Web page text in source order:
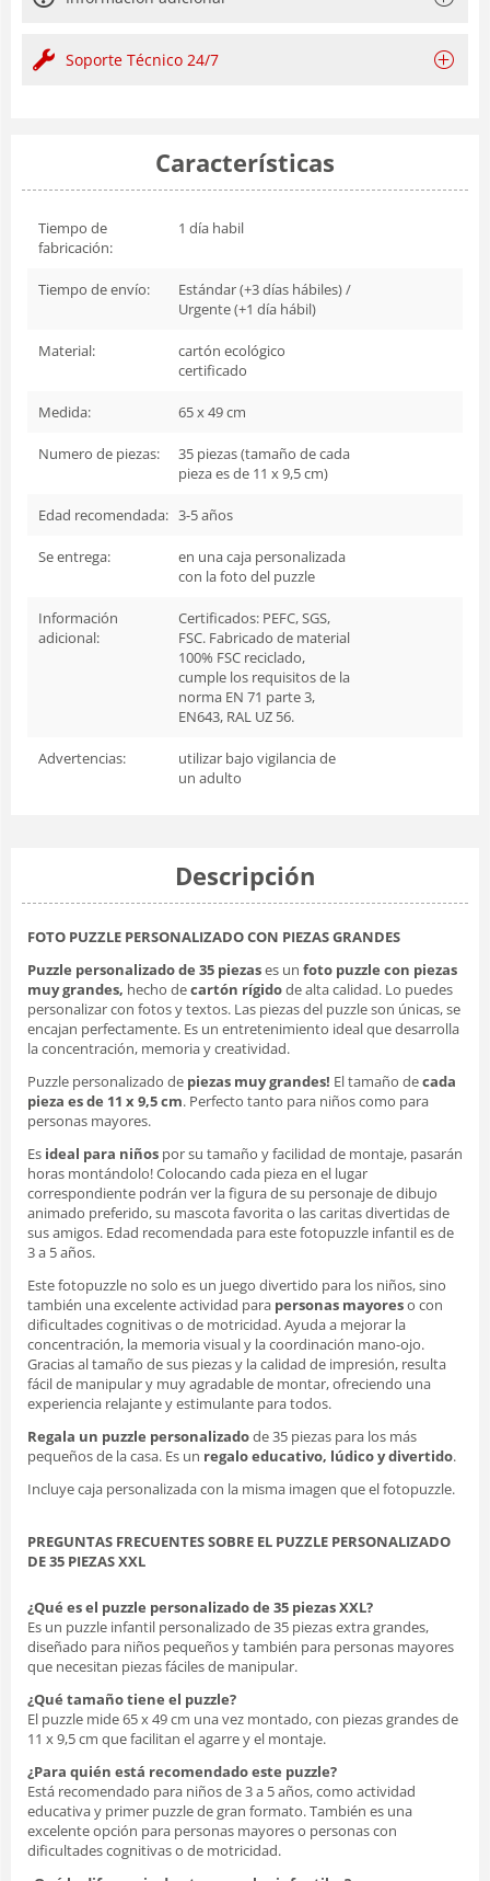
Soporte Técnico 24/7
Características
Tiempo de
fabricación:
1 día habil
Tiempo de envío:
Estándar (+3 días hábiles) /
Urgente (+1 día hábil)
Material:
cartón ecológico
certificado
Medida: 65 x 49 cm
Numero de piezas:
35 piezas (tamaño de cada
pieza es de 11 x 9,5 cm)
Edad recomendada: 3-5 años
Se entrega:
en una caja personalizada
con la foto del puzzle
Información
adicional:
Certificados: PEFC, SGS,
FSC. Fabricado de material
100% FSC reciclado,
cumple los requisitos de la
norma EN 71 parte 3,
EN643, RAL UZ 56.
Advertencias:
utilizar bajo vigilancia de
un adulto
Descripción
FOTO PUZZLE PERSONALIZADO CON PIEZAS GRANDES
Puzzle personalizado de 35 piezases un foto puzzle con piezas
muy grandes, hecho decartón rígidode alta calidad. Lo puedes
personalizar con fotos y textos. Las piezas del puzzle son únicas, se
encajan perfectamente. Es un entretenimiento ideal que desarrolla
la concentración, memoria y creatividad.
Puzzle personalizado de piezas muy grandes! El tamaño decada
pieza es de 11 x 9,5 cm. Perfecto tanto para niños como para
personas mayores.
Es ideal para niños por su tamaño y facilidad de montaje, pasarán
horas montándolo! Colocando cada pieza en el lugar
correspondiente podrán ver la figura de su personaje de dibujo
animado preferido, su mascota favorita o las caritas divertidas de
sus amigos. Edad recomendada para este fotopuzzle infantil es de
3 a 5 años.
Este fotopuzzle no solo es un juego divertido para los niños, sino
también una excelente actividad para personas mayoreso con
dificultades cognitivas o de motricidad. Ayuda a mejorar la
concentración, la memoria visual y la coordinación mano-ojo.
Gracias al tamaño de sus piezas y la calidad de impresión, resulta
fácil de manipular y muy agradable de montar, ofreciendo una
experiencia relajante y estimulante para todos.
Regala un puzzle personalizadode 35 piezas para los más
pequeños de la casa. Es un regalo educativo, lúdico y divertido.
Incluye caja personalizada con la misma imagen que el fotopuzzle.
PREGUNTAS FRECUENTES SOBRE EL PUZZLE PERSONALIZADO
DE 35 PIEZAS XXL
¿Qué es el puzzle personalizado de 35 piezas XXL?
Es un puzzle infantil personalizado de 35 piezas extra grandes,
diseñado para niños pequeños y también para personas mayores
que necesitan piezas fáciles de manipular.
¿Qué tamaño tiene el puzzle?
El puzzle mide 65 x 49 cm una vez montado, con piezas grandes de
11 x 9,5 cm que facilitan el agarre y el montaje.
¿Para quién está recomendado este puzzle?
Está recomendado para niños de 3 a 5 años, como actividad
educativa y primer puzzle de gran formato. También es una
excelente opción para personas mayores o personas con
dificultades cognitivas o de motricidad.